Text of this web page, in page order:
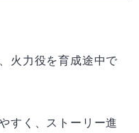
火力役を育成途中で
すく、ストーリー進